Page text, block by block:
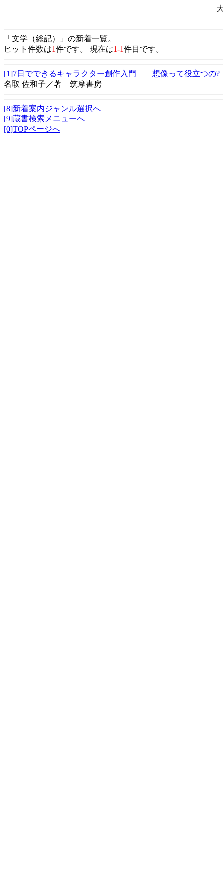
「文学（総記）」の新着一覧。
ヒット件数は1件です。 現在は1-1件目です。
[1]7日でできるキャラクター創作入門 想像って役立つ
名取 佐和子／著 筑摩書房
[8]新着案内ジャンル選択へ
[9]蔵書検索メニューへ
[0]TOPページへ